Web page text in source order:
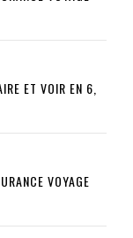
ET VOIR EN 6,
VOYAGE